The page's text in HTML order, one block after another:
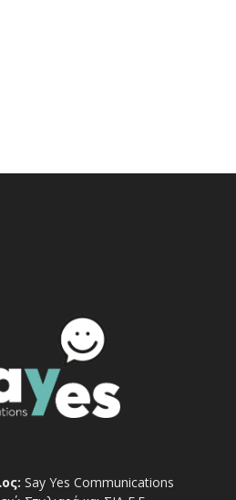
Say Yes Communications